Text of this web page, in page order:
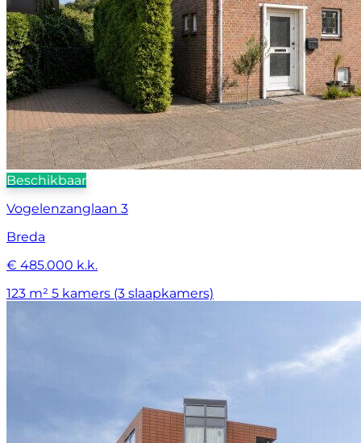
Beschikbaar
Vogelenzanglaan 3
Breda
€ 485.000 k.k.
123 m² 5 kamers (3 slaapkamers)